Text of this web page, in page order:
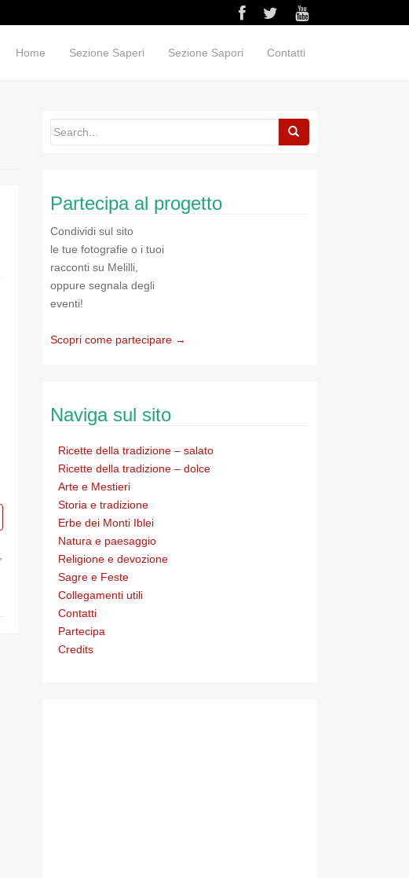
Home Sezione Saperi Sezione Sapori Contatti
Partecipa al progetto
Condividi sul sito
le tue fotografie o i tuoi
racconti su Melilli,
oppure segnala degli
eventi!
Scopri come partecipare →
Naviga sul sito
Ricette della tradizione – salato
Ricette della tradizione – dolce
Arte e Mestieri
Storia e tradizione
Erbe dei Monti Iblei
Natura e paesaggio
Religione e devozione
Sagre e Feste
Collegamenti utili
Contatti
Partecipa
Credits